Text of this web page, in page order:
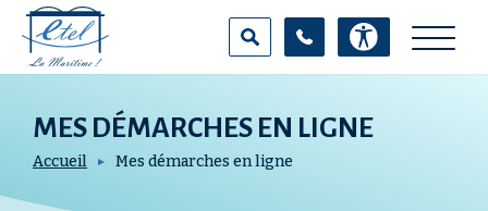
Aller
contenu
principal
100%
MES DÉMARCHES EN LIGNE
Accueil Mes démarches en ligne
Panneau de gestion des cookies